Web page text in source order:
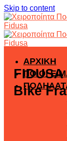
Skip to content
ΑΡΧΙΚΗ
ΠΟΙΟΙ
Bike